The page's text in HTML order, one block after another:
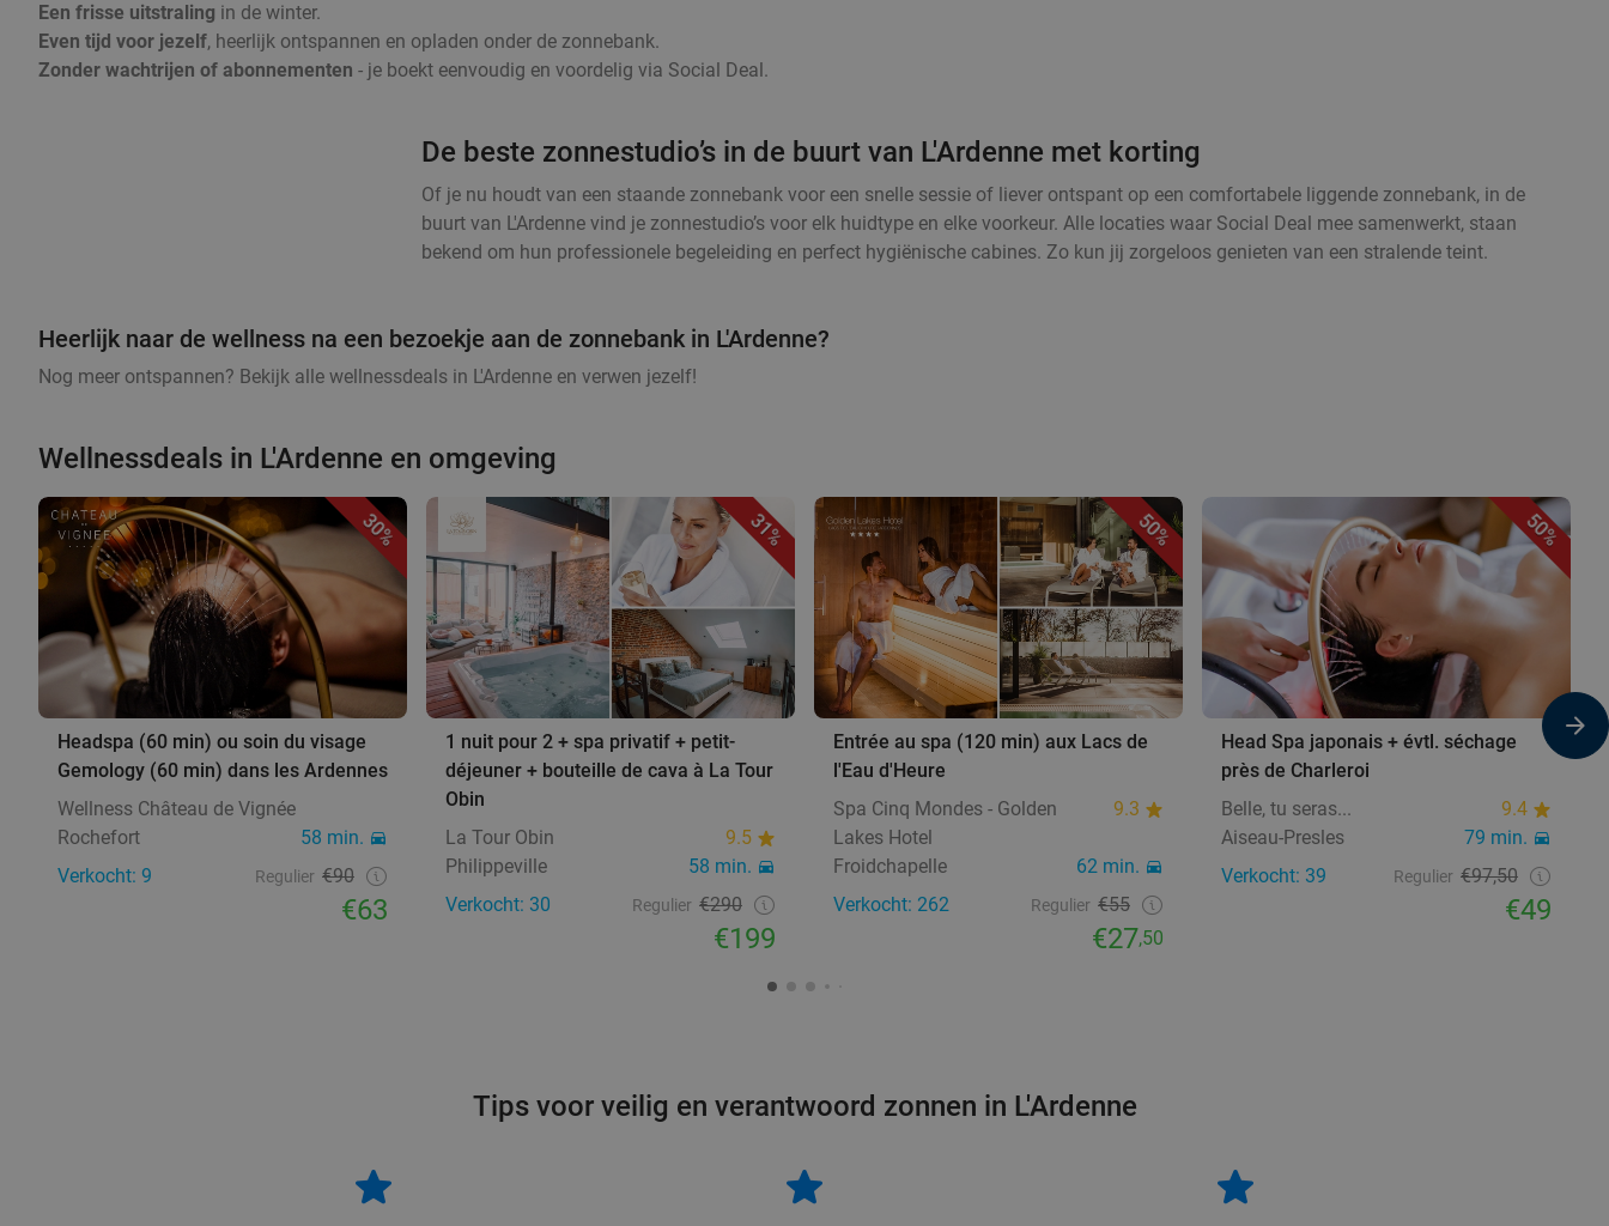
Een frisse uitstraling in de winter.
Even tijd voor jezelf, heerlijk ontspannen en opladen onder de zonnebank.
Zonder wachtrijen of abonnementen - je boekt eenvoudig en voordelig via Social Deal.
De beste zonnestudio’s in de buurt van L'Ardenne met korting
Of je nu houdt van een staande zonnebank voor een snelle sessie of liever ontspant op een comfortabele liggende zonnebank, in de
buurt van L'Ardenne vind je zonnestudio’s voor elk huidtype en elke voorkeur. Alle locaties waar Social Deal mee samenwerkt, staan
bekend om hun professionele begeleiding en perfect hygiënische cabines. Zo kun jij zorgeloos genieten van een stralende teint.
Heerlijk naar de wellness na een bezoekje aan de zonnebank in L'Ardenne?
Nog meer ontspannen? Bekijk alle wellnessdeals in L'Ardenne en verwen jezelf!
Wellnessdeals in L'Ardenne en omgeving
30%
Headspa (60 min) ou soin du visage
Gemology (60 min) dans les Ardennes
Wellness Château de Vignée
Rochefort
58 min.
Verkocht: 9
Regulier €90
€63
31%
1 nuit pour 2 + spa privatif + petit-
déjeuner + bouteille de cava à La Tour
Obin
La Tour Obin
9.5
Philippeville
58 min.
Verkocht: 30
Regulier €290
€199
50%
Entrée au spa (120 min) aux Lacs de
l'Eau d'Heure
Spa Cinq Mondes - Golden
Lakes Hotel
9.3
Froidchapelle
62 min.
Verkocht: 262
Regulier €55
€27,50
50%
Head Spa japonais + évtl. séchage
près de Charleroi
Belle, tu seras...
9.4
Aiseau-Presles
79 min.
Verkocht: 39
Regulier €97,50
€49
Tips voor veilig en verantwoord zonnen in L'Ardenne